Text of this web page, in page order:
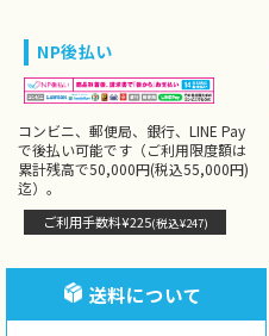
NP後払い
コンビニ、郵便局、銀行、LINE Pay
で後払い可能です（ご利用限度額は
累計残高で50,000円(税込55,000円)
迄）。
ご利用手数料¥225(税込¥247)
送料について